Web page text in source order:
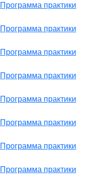
практики
практики
практики
практики
практики
практики
практики
практики